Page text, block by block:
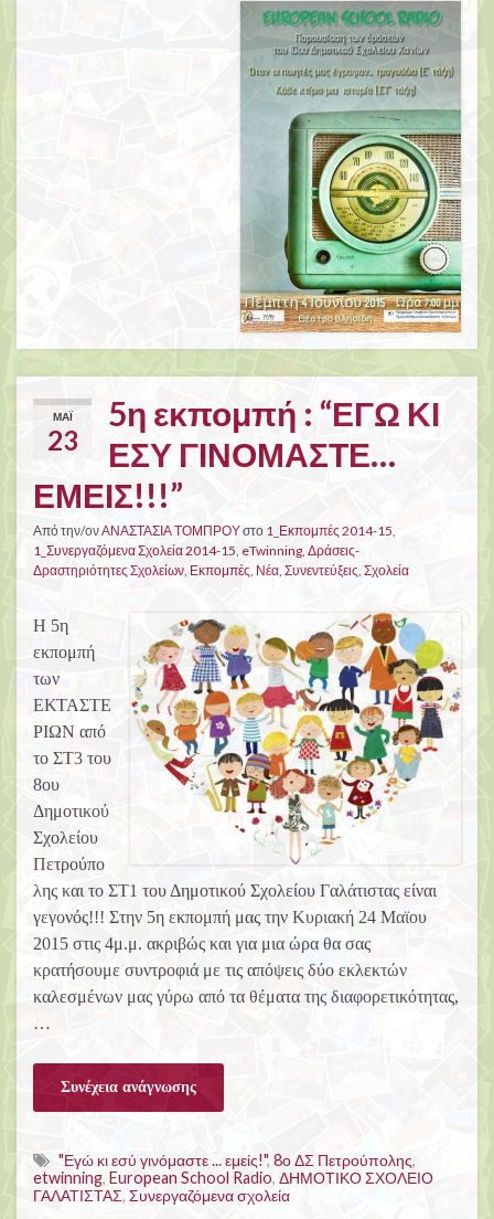
ΜΆΙ
23
5η εκπομπή : “ΕΓΩ ΚΙ
ΕΣΥ ΓΙΝΟΜΑΣΤΕ…
ΕΜΕΙΣ!!!”
Από την/ονΑΝΑΣΤΑΣΙΑ ΤΟΜΠΡΟΥστο 1_Εκπομπές 2014-15,
1_Συνεργαζόμενα Σχολεία 2014-15, eTwinning, Δράσεις-
Δραστηριότητες Σχολείων, Εκπομπές, Νέα, Συνεντεύξεις, Σχολεία
Η 5η
εκπομπή
των
ΕΚΤΑΣΤΕ
ΡΙΩΝ από
το ΣΤ3 του
8ου
Δημοτικού
Σχολείου
Πετρούπο
λης και το ΣΤ1 του Δημοτικού Σχολείου Γαλάτιστας είναι
γεγονός!!! Στην 5η εκπομπή μας την Κυριακή 24 Μαϊου
2015 στις 4μ.μ. ακριβώς και για μια ώρα θα σας
κρατήσουμε συντροφιά με τις απόψεις δύο εκλεκτών
καλεσμένων μας γύρω από τα θέματα της διαφορετικότητας,
…
Συνέχεια ανάγνωσης
"Εγώ κι εσύ γινόμαστε ... εμείς!", 8ο ΔΣ Πετρούπολης,
etwinning, European School Radio, ΔΗΜΟΤΙΚΟ ΣΧΟΛΕΙΟ
ΓΑΛΑΤΙΣΤΑΣ, Συνεργαζόμενα σχολεία